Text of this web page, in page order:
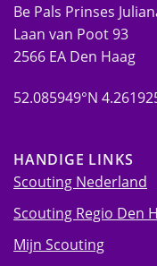
Be Pals Prinses
Laan van Poot 93
2566 EA Den Haag
52.085949°N
HANDIGE LINKS
Scouting Nederland
Scouting Regio Den
Mijn Scouting